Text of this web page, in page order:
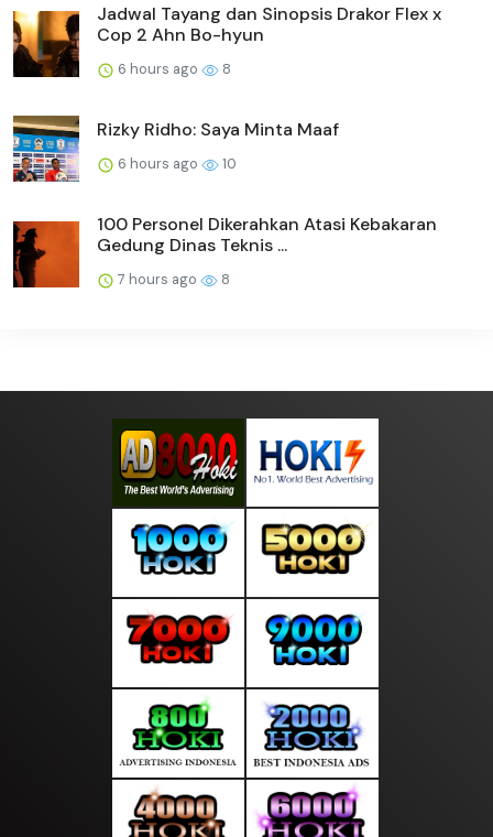
Jadwal Tayang dan Sinopsis Drakor Flex x
Cop 2 Ahn Bo-hyun
6 hours ago 8
Rizky Ridho: Saya Minta Maaf
6 hours ago 10
100 Personel Dikerahkan Atasi Kebakaran
Gedung Dinas Teknis ...
7 hours ago 8